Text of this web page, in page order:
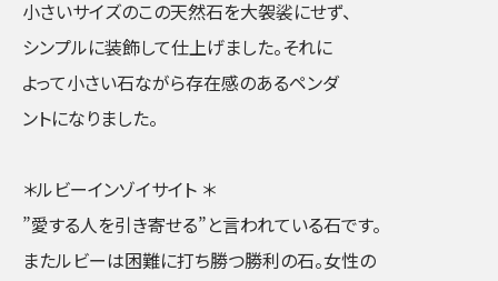
小さいサイズのこの天然石を大袈裟にせず、
シンプルに装飾して仕上げました。それに
よって小さい石ながら存在感のあるペンダ
ントになりました。
＊ルビーインゾイサイト ＊
”愛する人を引き寄せる”と言われている石です。
またルビーは困難に打ち勝つ勝利の石。女性の